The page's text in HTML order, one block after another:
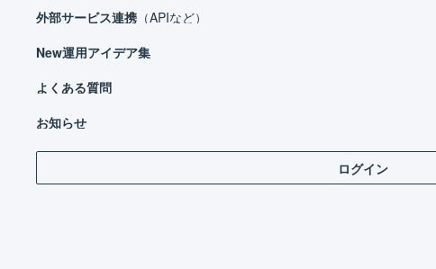
外部サービス連携 （APIなど）
New運用アイデア集
よくある質問
お知らせ
ログイン
販売施策
仕入
保管